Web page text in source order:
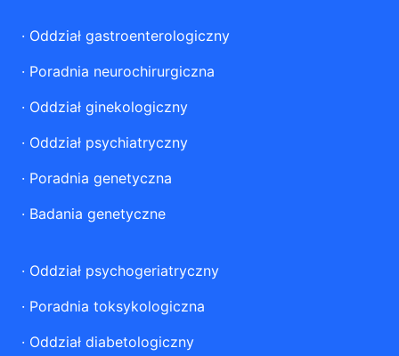
· Oddział gastroenterologiczny
· Poradnia neurochirurgiczna
· Oddział ginekologiczny
· Oddział psychiatryczny
· Poradnia genetyczna
· Badania genetyczne
· Oddział psychogeriatryczny
· Poradnia toksykologiczna
· Oddział diabetologiczny